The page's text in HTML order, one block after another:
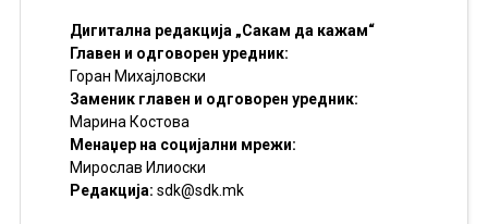
Дигитална редакција „Сакам да кажам“
Главен и одговорен уредник:
Горан Михајловски
Заменик главен и одговорен уредник:
Марина Костова
Менаџер на социјални мрежи:
Мирослав Илиоски
Редакцијa: sdk@sdk.mk